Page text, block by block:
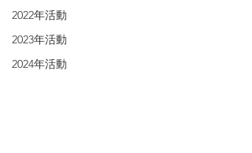
2022年活動
2023年活動
2024年活動